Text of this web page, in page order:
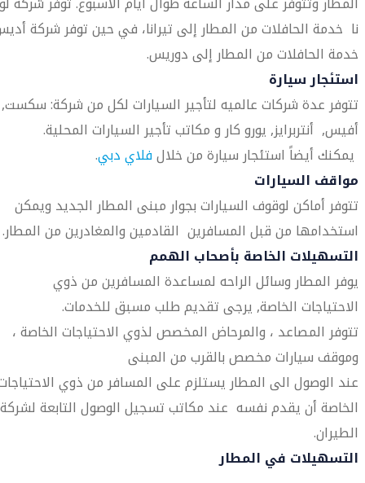
نا خدمة الحافلات من المطار إلى تيرانا، في حين توفر شركة
خدمة الحافلات من المطار إلى دوريس.
استئجار سيارة
تتوفر عدة شركات عالميه لتأجير السيارات لكل من شركة: سكست,
أفيس, أنتربرايز, يورو كار و مكاتب تأجير السيارات المحلية.
يمكنك أيضاً استئجار سيارة من خلالفلاي دبي.
مواقف السيارات
تتوفر أماكن لوقوف السيارات بجوار مبنى المطار الجديد ويمكن
استخدامها من قبل المسافرين القادمين والمغادرين من المطار.
التسهيلات الخاصة بأصحاب الهمم
يوفر المطار وسائل الراحه لمساعدة المسافرين من ذوي
الاحتياجات الخاصة, يرجى تقديم طلب مسبق للخدمات.
تتوفر المصاعد ، والمرحاض المخصص لذوي الاحتياجات الخاصة ،
وموقف سيارات مخصص بالقرب من المبنى
عند الوصول الى المطار يستلزم على المسافر من ذوي
الخاصة أن يقدم نفسه عند مكاتب تسجيل الوصول التابعة لشركة
الطيران.
التسهيلات في المطار